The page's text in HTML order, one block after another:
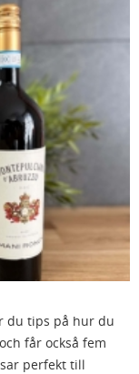
du tips på hur du
får också fem
perfekt till